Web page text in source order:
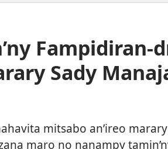
Fampidiran-
Sady
mitsabo an’ireo
maro no nanampy